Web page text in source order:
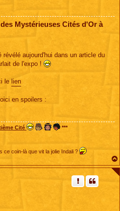
Mystérieuses Cités d'Or à
aujourd'hui dans un article du
de l'expo !
le lien
en spoilers :
Cité
***
ce coin-là que vit la jolie Indali ?